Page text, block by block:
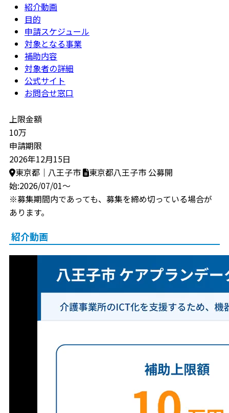
紹介動画
目的
申請スケジュール
対象となる事業
補助内容
対象者の詳細
公式サイト
お問合せ窓口
上限金額
10万
申請期限
2026年12月15日
東京都｜八王子市
東京都八王子市 公募開
始:2026/07/01～
※募集期間内であっても、募集を締め切っている場合が
あります。
紹介動画